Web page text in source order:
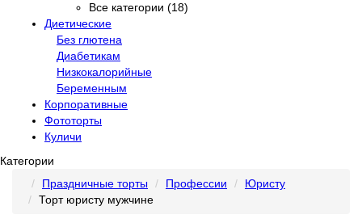
Все категории (18)
Диетические
Без глютена
Диабетикам
Низкокалорийные
Беременным
Корпоративные
Фототорты
Куличи
Категории
Праздничные торты
Профессии
Юристу
Торт юристу мужчине